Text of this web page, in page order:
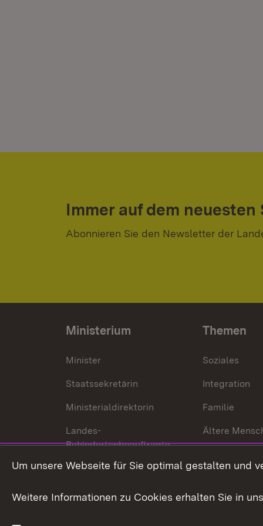
Immer auf dem neuesten
Abonnieren Sie den Newsletter der
Ministerium
Minister
Staatssekretärin
Ministerialdirektorin
Landes-
Behindertenbeauftragte
Bürgerreferent
Karriere
Themen
Soziales
Integration
Familie
Ältere
Um unsere Webseite für Sie optimal gestalten und
Weitere Informationen zu Cookies erhalten Sie in